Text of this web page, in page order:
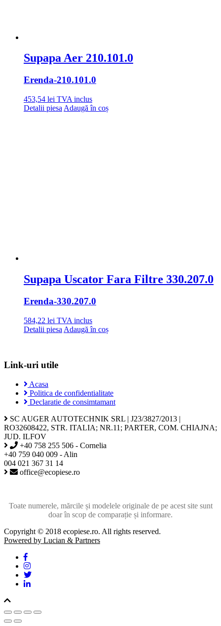
Supapa Aer 210.101.0
Erenda-210.101.0
453,54 lei TVA inclus
Detalii piesa Adaugă în coș
Supapa Uscator Fara Filtre 330.207.0
Erenda-330.207.0
584,22 lei TVA inclus
Detalii piesa Adaugă în coș
Link-uri utile
Acasa
Politica de confidentialitate
Declaratie de consimtamant
SC AUGER AUTOTECHNIK SRL | J23/3827/2013 |
RO32608422, STR. ITALIA; NR.11; PARTER, COM. CHIAJNA;
JUD. ILFOV
+40 758 255 506 - Cornelia
+40 759 040 009 - Alin
004 021 367 31 14
office@ecopiese.ro
Toate numerele, mărcile și modelele originale de pe acest site sunt
doar în scop de comparație și informare.
Copyright © 2018 ecopiese.ro. All rights reserved.
Powered by Lucian & Partners